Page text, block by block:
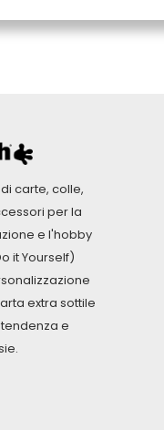
carte, colle,
per la
e l'hobby
it Yourself)
extra sottile
e